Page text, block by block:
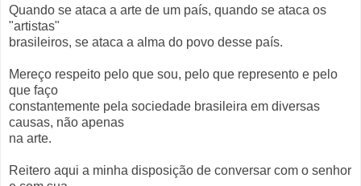
Quando se ataca a arte de um país, quando se ataca os
"artistas"
brasileiros, se ataca a alma do povo desse país.
Mereço respeito pelo que sou, pelo que represento e pelo
que faço
constantemente pela sociedade brasileira em diversas
causas, não apenas
na arte.
Reitero aqui a minha disposição de conversar com o senhor